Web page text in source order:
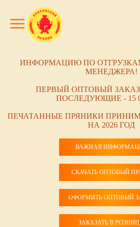
ИНФОРМАЦИЮ ПО
МЕНЕДЖЕРА!
ПЕРВЫЙ ОПТОВЫЙ ЗАКАЗ -
ПОСЛЕДУЮЩИЕ - 15
ПЕЧАТАННЫЕ ПРЯНИКИ
НА 2026 ГОД
ВАЖНАЯ
СКАЧАТЬ ОПТОВЫЙ
ОФОРМИТЬ ОПТОВЫЙ
ЗАКАЗАТЬ В